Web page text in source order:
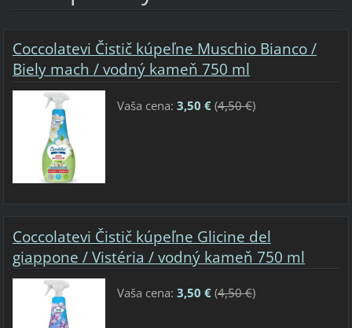
Coccolatevi Čistič kúpeľne Muschio Bianco /
Biely mach / vodný kameň 750 ml
Vaša cena: 3,50 €(4,50 €)
Coccolatevi Čistič kúpeľne Glicine del
giappone / Vistéria / vodný kameň 750 ml
Vaša cena: 3,50 €(4,50 €)